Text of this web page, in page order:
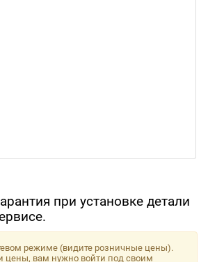
при установке детали
режиме (видите розничные цены).
цены, вам нужно войти под своим